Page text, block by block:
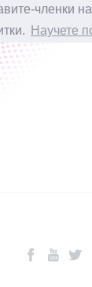
членки
Научете